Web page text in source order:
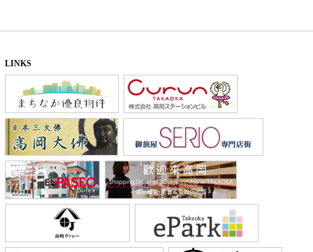
LINKS